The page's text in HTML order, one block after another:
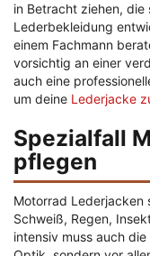
in Betracht ziehen,
Lederbekleidung
einem Fachmann
vorsichtig an einer
auch eine
um deine Lederjacke
Spezialfall
pflegen
Motorrad Lederjacken
Schweiß, Regen,
intensiv muss auch